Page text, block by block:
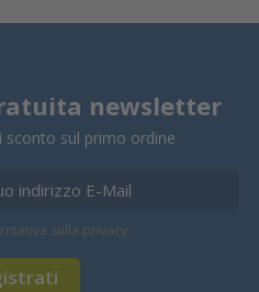
newsletter
sconto sul primo ordine
sulla privacy